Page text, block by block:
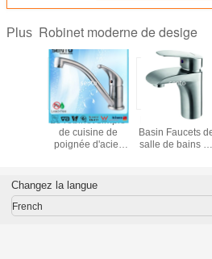
Plus Robinet moderne de desige
304/316 robinet
d'acier inoxydable
poignée simple
degrés abaissent
le mélangeur
cuisine spéciale
de robinet
inoxydable de la
Changez la langue
French